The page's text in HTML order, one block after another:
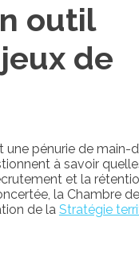
outil
de
une pénurie de main-
à savoir
et la
la Chambre de
de la Stratégie